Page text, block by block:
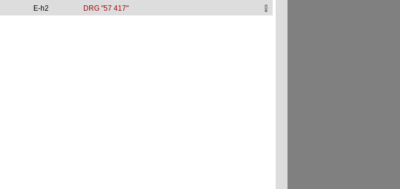
E-h2 DRG "57 417"